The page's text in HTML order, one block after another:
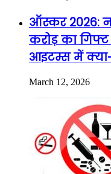
ऑस्कर 2026:
करोड़ का
आइटम्स में
March 12, 2026